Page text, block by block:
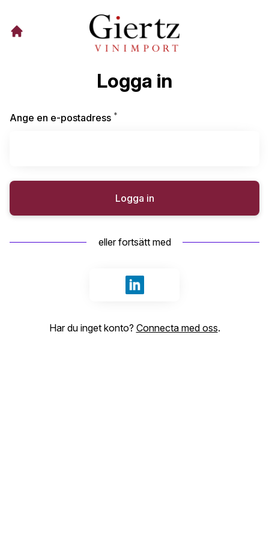
Logga in
Ange en e-postadress *
Logga in
eller fortsätt med
Logga in med LinkedIn
Har du inget konto? Connecta med oss.